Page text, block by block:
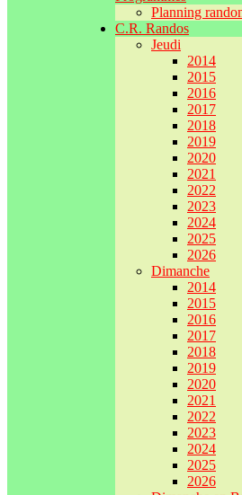
Planning
C.R. Randos
Jeudi
2014
2015
2016
2017
2018
2019
2020
2021
2022
2023
2024
2025
2026
Dimanche
2014
2015
2016
2017
2018
2019
2020
2021
2022
2023
2024
2025
2026